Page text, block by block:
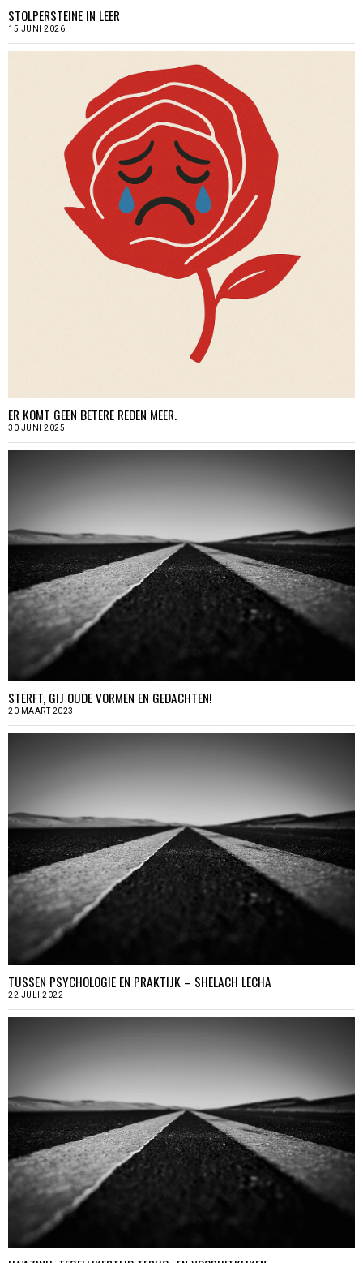
STOLPERSTEINE IN LEER
15 JUNI 2026
ER KOMT GEEN BETERE REDEN MEER.
30 JUNI 2025
STERFT, GIJ OUDE VORMEN EN GEDACHTEN!
20 MAART 2023
TUSSEN PSYCHOLOGIE EN PRAKTIJK – SHELACH LECHA
22 JULI 2022